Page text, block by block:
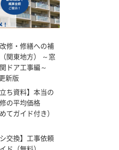
修・修繕への補
関東地方） ～窓
ドア工事編～
新版
ち資料】本当の
の平均価格
てガイド付き）
交換】工事依頼